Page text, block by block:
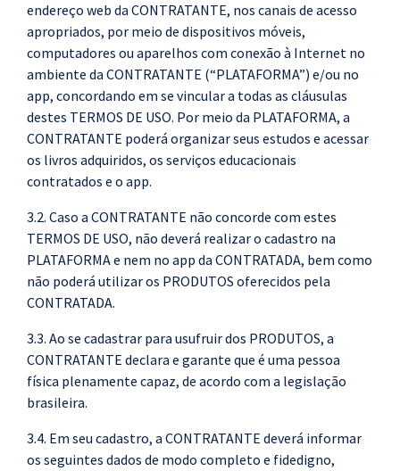
endereço web da CONTRATANTE, nos canais de acesso
apropriados, por meio de dispositivos móveis,
computadores ou aparelhos com conexão à Internet no
ambiente da CONTRATANTE (“PLATAFORMA”) e/ou no
app, concordando em se vincular a todas as cláusulas
destes TERMOS DE USO. Por meio da PLATAFORMA, a
CONTRATANTE poderá organizar seus estudos e acessar
os livros adquiridos, os serviços educacionais
contratados e o app.
3.2. Caso a CONTRATANTE não concorde com estes
TERMOS DE USO, não deverá realizar o cadastro na
PLATAFORMA e nem no app da CONTRATADA, bem como
não poderá utilizar os PRODUTOS oferecidos pela
CONTRATADA.
3.3. Ao se cadastrar para usufruir dos PRODUTOS, a
CONTRATANTE declara e garante que é uma pessoa
física plenamente capaz, de acordo com a legislação
brasileira.
3.4. Em seu cadastro, a CONTRATANTE deverá informar
os seguintes dados de modo completo e fidedigno,